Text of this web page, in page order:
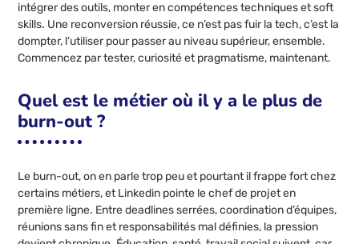
intégrer des outils, monter en compétences techniques et soft
skills. Une reconversion réussie, ce n’est pas fuir la tech, c’est la
dompter, l’utiliser pour passer au niveau supérieur, ensemble.
Commencez par tester, curiosité et pragmatisme, maintenant.
Quel est le métier où il y a le plus de
burn-out ?
Le burn-out, on en parle trop peu et pourtant il frappe fort chez
certains métiers, et Linkedin pointe le chef de projet en
première ligne. Entre deadlines serrées, coordination d’équipes,
réunions sans fin et responsabilités mal définies, la pression